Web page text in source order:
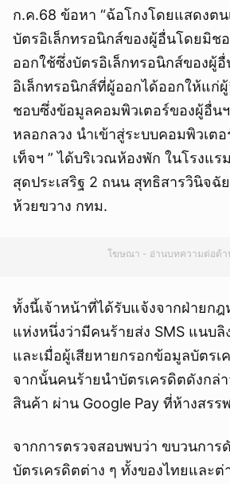
ก.ค.68 ข้อหา “ฉ้อโกงโดยแสดงต
บัตรอิเล็กทรอนิกส์ของผู้อื่นโดยมิช
ออกใช้ซึ่งบัตรอิเล็กทรอนิกส์ของผู้อื่
อิเล็กทรอนิกส์ที่ผู้ออกได้ออกให้แก่
ชอบซึ่งข้อมูลคอมพิวเตอร์ของผู้อื่น
หลอกลวง นำเข้าสู่ระบบคอมพิวเต
เท็จฯ ” ได้บริเวณห้องพัก ในโรงแ
สุดประเสริฐ 2 ถนน สุทธิสารวินิจฉั
ห้วยขวาง กทม.
โฆษณา - อ่านบทความต่อด้า
ทั้งนี้เจ้าหน้าที่ได้รับแจ้งจากฝ่ายก
แห่งหนึ่งว่ามีคนร้ายส่ง SMS แนบลิ
และเมื่อผู้เสียหายกรอกข้อมูลบัตร
จากนั้นคนร้ายนำบัตรเครดิตดังกล่า
สินค้า ผ่าน Google Pay ที่ห้างสรร
จากการตรวจสอบพบว่า ขบวนการ
บัตรเครดิตต่าง ๆ ทั้งของไทยและต่